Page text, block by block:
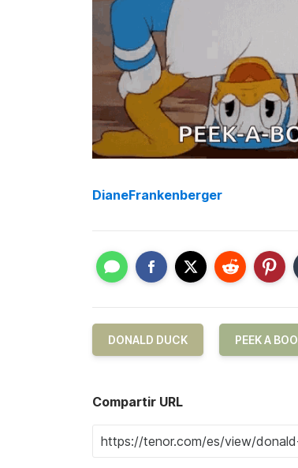
DianeFrankenberger
DONALD DUCK PEEK A BOO
Compartir URL